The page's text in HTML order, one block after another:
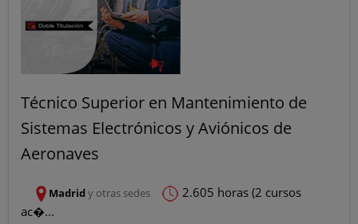
Técnico Superior en Mantenimiento de
Sistemas Electrónicos y Aviónicos de
Aeronaves
Madridy otras sedes
2.605 horas (2 cursos
ac�...